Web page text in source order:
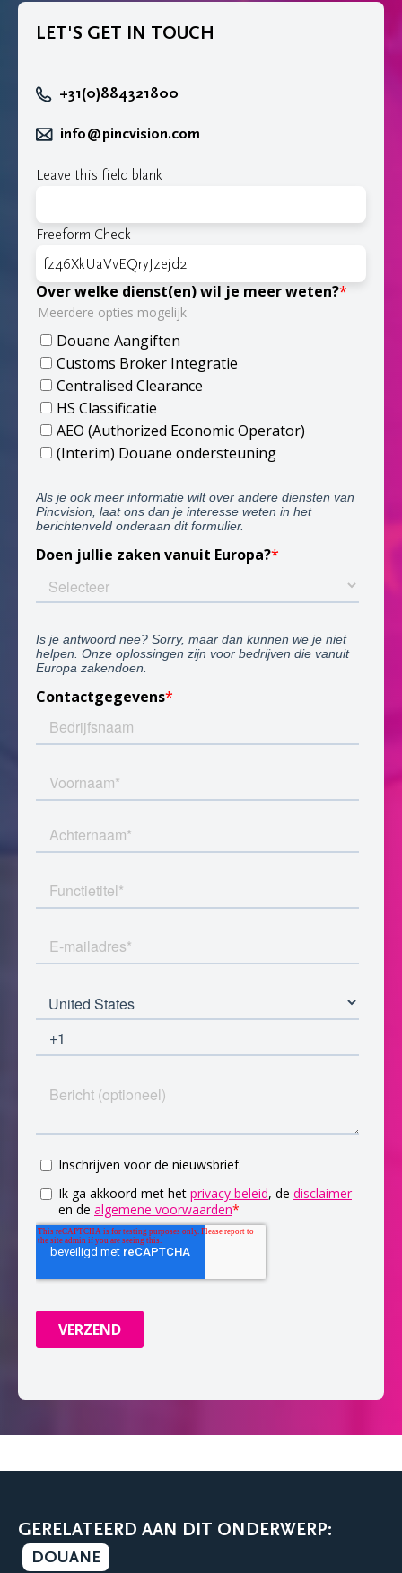
LET'S GET IN TOUCH
+31(0)884321800
info@pincvision.com
Leave this field blank
Freeform Check
GERELATEERD AAN DIT ONDERWERP:
DOUANE